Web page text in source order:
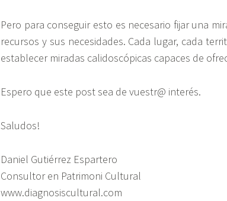
Pero para conseguir esto es necesario fijar una
recursos y sus necesidades. Cada lugar, cada
establecer miradas calidoscópicas capaces de
Espero que este post sea de vuestr@ interés.
Saludos!
Daniel Gutiérrez Espartero
Consultor en Patrimoni Cultural
www.diagnosiscultural.com